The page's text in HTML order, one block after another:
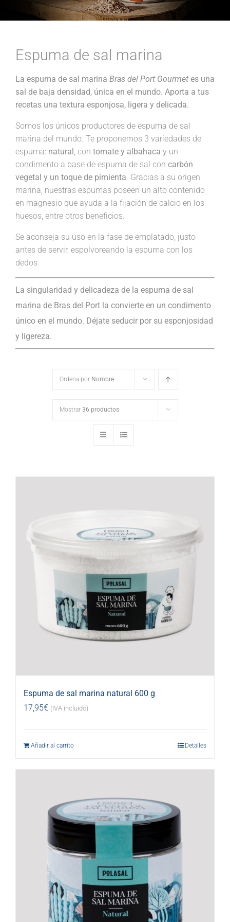
Espuma de sal marina
La espuma de sal marina Bras del Port Gourmet es una
sal de baja densidad, única en el mundo. Aporta a tus
recetas una textura esponjosa, ligera y delicada.
Somos los únicos productores de espuma de sal
marina del mundo. Te proponemos 3 variedades de
espuma: natural, con tomate y albahaca y un
condimento a base de espuma de sal con carbón
vegetal y un toque de pimienta. Gracias a su origen
marina, nuestras espumas poseen un alto contenido
en magnesio que ayuda a la fijación de calcio en los
huesos, entre otros beneficios.
Se aconseja su uso en la fase de emplatado, justo
antes de servir, espolvoreando la espuma con los
dedos.
La singularidad y delicadeza de la espuma de sal
marina de Bras del Port la convierte en un condimento
único en el mundo. Déjate seducir por su esponjosidad
y ligereza.
Ordena por Nombre
Mostrar 36 productos
Espuma de sal marina natural 600 g
17,95€ (IVA incluido)
Añadir al carrito Detalles